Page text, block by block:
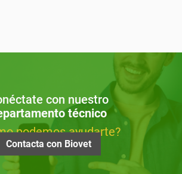
con nuestro
técnico
podemos ayudarte?
Contacta con Biovet